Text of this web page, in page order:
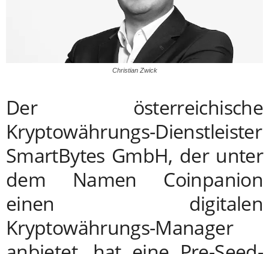
Christian Zwick
Der österreichische
Kryptowährungs-Dienstleister
SmartBytes GmbH, der unter
dem Namen Coinpanion
einen digitalen
Kryptowährungs-Manager